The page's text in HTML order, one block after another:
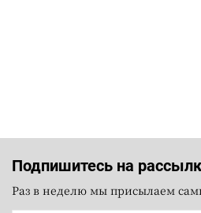
Подпишитесь на
Раз в неделю мы присылаем